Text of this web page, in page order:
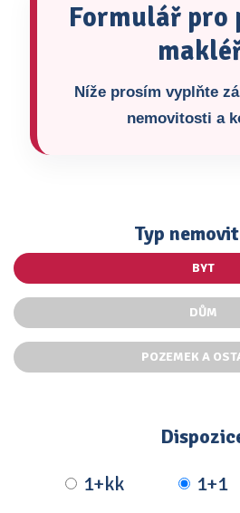
Formulář pro
Níže prosím vyplňte
nemovitosti a
Typ
BYT
DŮM
POZEMEK A
1+kk
1+1